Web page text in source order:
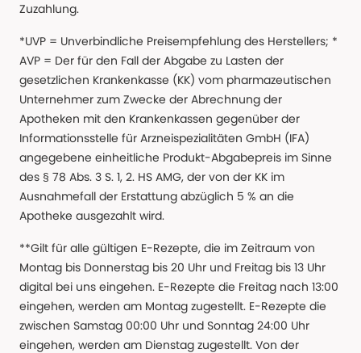
Zuzahlung.
*UVP = Unverbindliche Preisempfehlung des Herstellers; *
AVP = Der für den Fall der Abgabe zu Lasten der
gesetzlichen Krankenkasse (KK) vom pharmazeutischen
Unternehmer zum Zwecke der Abrechnung der
Apotheken mit den Krankenkassen gegenüber der
Informationsstelle für Arzneispezialitäten GmbH (IFA)
angegebene einheitliche Produkt-Abgabepreis im Sinne
des § 78 Abs. 3 S. 1, 2. HS AMG, der von der KK im
Ausnahmefall der Erstattung abzüglich 5 % an die
Apotheke ausgezahlt wird.
**Gilt für alle gültigen E-Rezepte, die im Zeitraum von
Montag bis Donnerstag bis 20 Uhr und Freitag bis 13 Uhr
digital bei uns eingehen. E-Rezepte die Freitag nach 13:00
eingehen, werden am Montag zugestellt. E-Rezepte die
zwischen Samstag 00:00 Uhr und Sonntag 24:00 Uhr
eingehen, werden am Dienstag zugestellt. Von der